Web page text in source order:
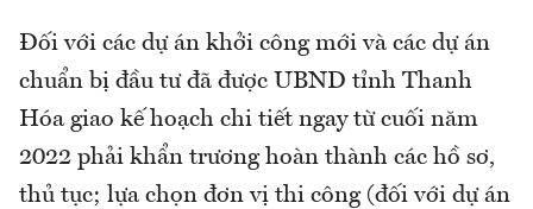
Đối với các dự án khởi công mới và các dự án
chuẩn bị đầu tư đã được UBND tỉnh Thanh
Hóa giao kế hoạch chi tiết ngay từ cuối năm
2022 phải khẩn trương hoàn thành các hồ sơ,
thủ tục; lựa chọn đơn vị thi công (đối với dự án